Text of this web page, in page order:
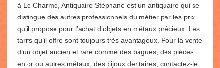
à Le Charme, Antiquaire Stéphane est un antiquaire qui se
distingue des autres professionnels du métier par les prix
qu’il propose pour l’achat d’objets en métaux précieux. Les
tarifs qu’il offre sont toujours très avantageux. Pour la vente
d’un objet ancien et rare comme des bagues, des pièces
en or ou autres métaux, des bijoux dentaires, contactez-le.